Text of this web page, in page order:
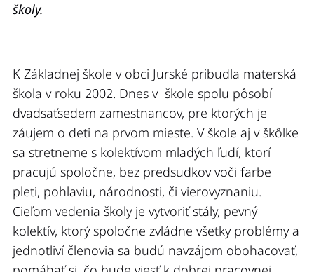
školy.
K Základnej škole v obci Jurské pribudla materská
škola v roku 2002. Dnes v škole spolu pôsobí
dvadsaťsedem zamestnancov, pre ktorých je
záujem o deti na prvom mieste. V škole aj v škôlke
sa stretneme s kolektívom mladých ľudí, ktorí
pracujú spoločne, bez predsudkov voči farbe
pleti, pohlaviu, národnosti, či vierovyznaniu.
Cieľom vedenia školy je vytvoriť stály, pevný
kolektív, ktorý spoločne zvládne všetky problémy a
jednotliví členovia sa budú navzájom obohacovať,